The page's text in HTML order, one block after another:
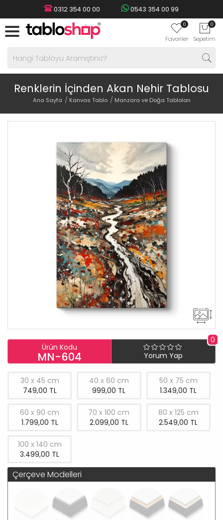
0312 354 00 00 0543 354 00 99
0
Favoriler
0
Sepetim
Renklerin İçinden Akan Nehir Tablosu
Ana Sayfa Kanvas Tablo Manzara ve Doğa Tabloları
Ürün Kodu
MN-604
0
Yorum Yap
30 x 45 cm
749,00 TL
40 x 60 cm
999,00 TL
50 x 75 cm
1.349,00 TL
60 x 90 cm
1.799,00 TL
70 x 100 cm
2.099,00 TL
80 x 125 cm
2.549,00 TL
100 x 140 cm
3.499,00 TL
Çerçeve Modelleri